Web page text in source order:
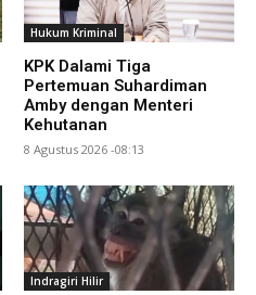
Hukum Kriminal
KPK Dalami Tiga
Pertemuan Suhardiman
Amby dengan Menteri
Kehutanan
8 Agustus 2026 -08:13
Indragiri Hilir